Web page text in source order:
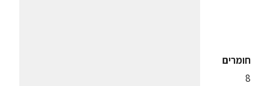
חומרים
8